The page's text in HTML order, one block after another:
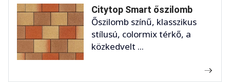
Citytop Smart őszilomb
Őszilomb színű, klasszikus
stílusú, colormix térkő, a
közkedvelt ...